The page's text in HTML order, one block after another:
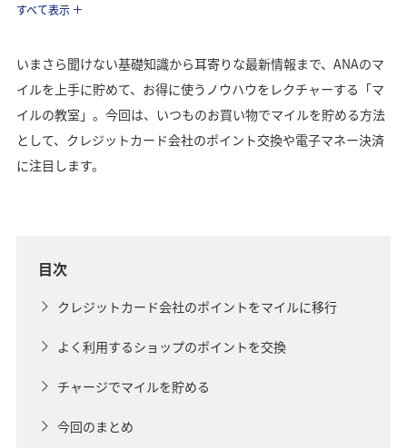
すべて表示
いまさら聞けない基礎知識から耳寄りな最新情報まで、ANAのマ
イルを上手に貯めて、お得に使うノウハウをレクチャーする「マ
イルの教室」。今回は、いつものお買い物でマイルを貯める方法
として、クレジットカード会社のポイント交換や電子マネー決済
に注目します。
目次
クレジットカード会社のポイントをマイルに移行
よく利用するショップのポイントを交換
チャージでマイルを貯める
今回のまとめ